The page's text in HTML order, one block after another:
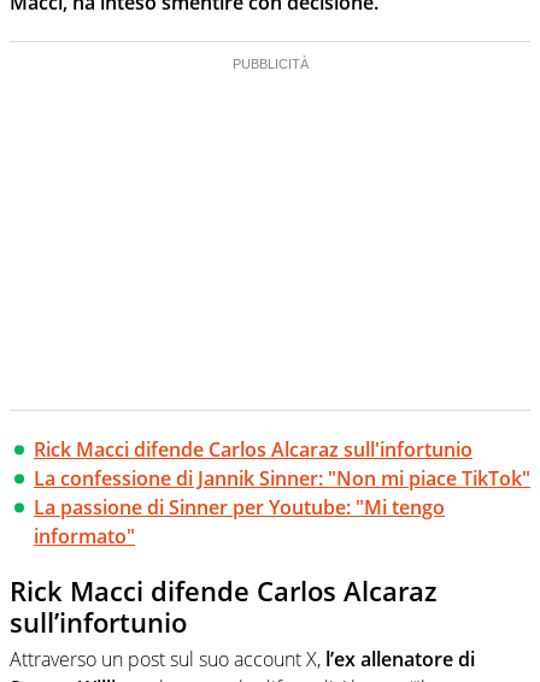
Rick Macci difende Carlos Alcaraz sull'infortunio
La confessione di Jannik Sinner: "Non mi piace TikTok"
La passione di Sinner per Youtube: "Mi tengo
informato"
Rick Macci difende Carlos Alcaraz
sull’infortunio
Attraverso un post sul suo account X, l’ex allenatore di